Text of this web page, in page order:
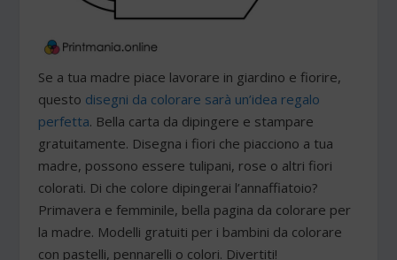
Se a tua madre piace lavorare in giardino e fiorire,
questo disegni da colorare sarà un’idea regalo
perfetta. Bella carta da dipingere e stampare
gratuitamente. Disegna i fiori che piacciono a tua
madre, possono essere tulipani, rose o altri fiori
colorati. Di che colore dipingerai l’annaffiatoio?
Primavera e femminile, bella pagina da colorare per
la madre. Modelli gratuiti per i bambini da colorare
con pastelli, pennarelli o colori. Divertiti!